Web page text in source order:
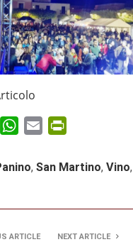
TelegramWhatsApp
Email
, San Martino, Vino,
ARTICLE NEXT ARTICLE